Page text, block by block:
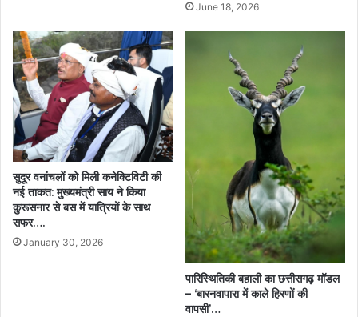
June 18, 2026
सुदूर वनांचलों को मिली कनेक्टिविटी की
नई ताकत: मुख्यमंत्री साय ने किया
कुरूसनार से बस में यात्रियों के साथ
सफर….
January 30, 2026
पारिस्थितिकी बहाली का छत्तीसगढ़ मॉडल
– ‘बारनवापारा में काले हिरणों की
वापसी’…